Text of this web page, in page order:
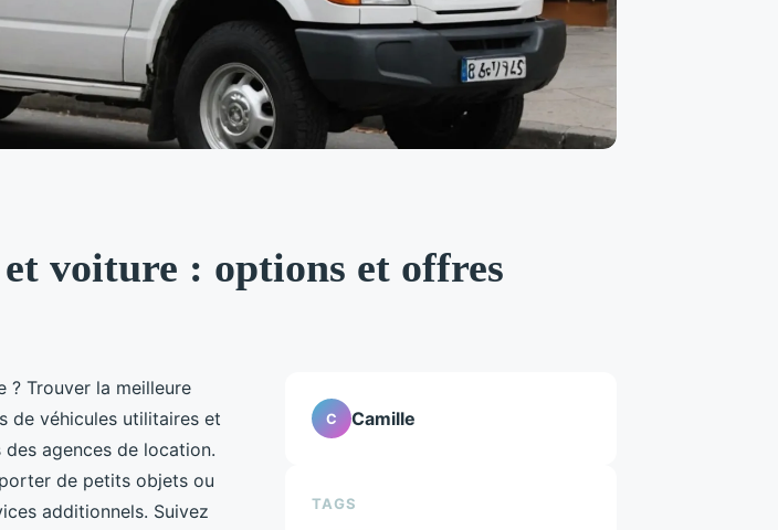
voiture : options et offres
? Trouver la meilleure
de véhicules utilitaires et
agences de location.
de petits objets ou
additionnels. Suivez
C Camille
TAGS